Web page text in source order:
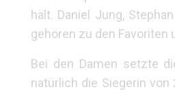
hält. Daniel Jung,
gehören zu den Favoriten
Bei den Damen setzte
natürlich die Siegerin